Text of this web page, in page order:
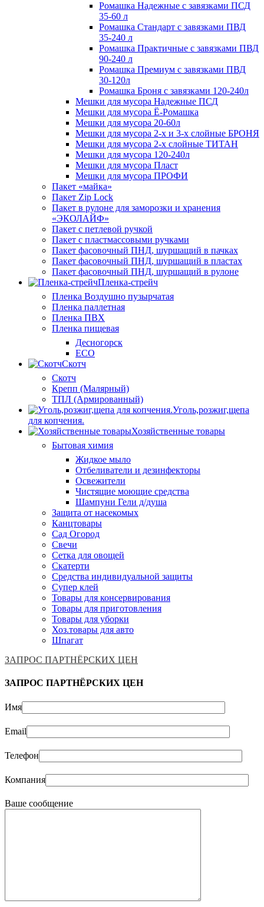
Ромашка Надежные с завязками ПСД
35-60 л
Ромашка Стандарт с завязками ПВД
35-240 л
Ромашка Практичные с завязками ПВД
90-240 л
Ромашка Премиум с завязками ПВД
30-120л
Ромашка Броня с завязками 120-240л
Мешки для мусора Надежные ПСД
Мешки для мусора Ё-Ромашка
Мешки для мусора 20-60л
Мешки для мусора 2-х и 3-х слойные БРОНЯ
Мешки для мусора 2-х слойные ТИТАН
Мешки для мусора 120-240л
Мешки для мусора Пласт
Мешки для мусора ПРОФИ
Пакет «майка»
Пакет Zip Lock
Пакет в рулоне для заморозки и хранения
«ЭКОЛАЙФ»
Пакет с петлевой ручкой
Пакет с пластмассовыми ручками
Пакет фасовочный ПНД, шуршащий в пачках
Пакет фасовочный ПНД, шуршащий в пластах
Пакет фасовочный ПНД, шуршащий в рулоне
Пленка-стрейч
Пленка Воздушно пузырчатая
Пленка паллетная
Пленка ПВХ
Пленка пищевая
Десногорск
ECO
Скотч
Скотч
Крепп (Малярный)
ТПЛ (Армированный)
Уголь,розжиг,щепа
для копчения.
Хозяйственные товары
Бытовая химия
Жидкое мыло
Отбеливатели и дезинфекторы
Освежители
Чистящие моющие средства
Шампуни Гели д/душа
Защита от насекомых
Канцтовары
Сад Огород
Свечи
Сетка для овощей
Скатерти
Средства индивидуальной защиты
Супер клей
Товары для консервирования
Товары для приготовления
Товары для уборки
Хоз.товары для авто
Шпагат
ЗАПРОС ПАРТНЁРСКИХ ЦЕН
ЗАПРОС ПАРТНЁРСКИХ ЦЕН
Имя
Email
Телефон
Компания
Ваше сообщение